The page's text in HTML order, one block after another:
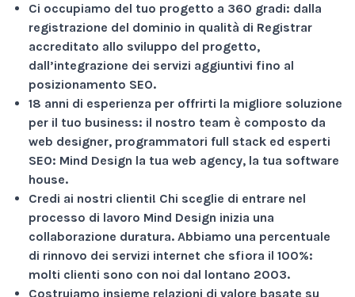
Ci occupiamo del tuo progetto a 360 gradi: dalla
registrazione del dominio in qualità di Registrar
accreditato allo sviluppo del progetto,
dall’integrazione dei servizi aggiuntivi fino al
posizionamento SEO.
18 anni di esperienza per offrirti la migliore soluzione
per il tuo business: il nostro team è composto da
web designer, programmatori full stack ed esperti
SEO: Mind Design la tua web agency, la tua software
house.
Credi ai nostri clienti! Chi sceglie di entrare nel
processo di lavoro Mind Design inizia una
collaborazione duratura. Abbiamo una percentuale
di rinnovo dei servizi internet che sfiora il 100%:
molti clienti sono con noi dal lontano 2003.
Costruiamo insieme relazioni di valore basate su